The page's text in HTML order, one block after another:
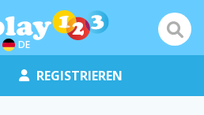
DE
REGISTRIEREN